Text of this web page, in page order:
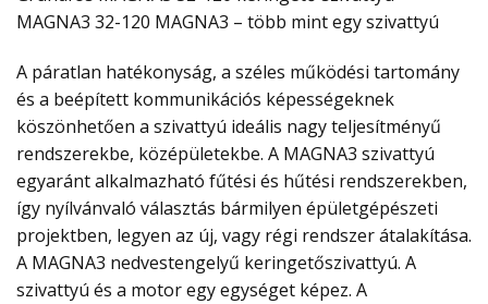
MAGNA3 32-120 MAGNA3 – több mint egy szivattyú
A páratlan hatékonyság, a széles működési tartomány
és a beépített kommunikációs képességeknek
köszönhetően a szivattyú ideális nagy teljesítményű
rendszerekbe, középületekbe. A MAGNA3 szivattyú
egyaránt alkalmazható fűtési és hűtési rendszerekben,
így nyílvánvaló választás bármilyen épületgépészeti
projektben, legyen az új, vagy régi rendszer átalakítása.
A MAGNA3 nedvestengelyű keringetőszivattyú. A
szivattyú és a motor egy egységet képez. A